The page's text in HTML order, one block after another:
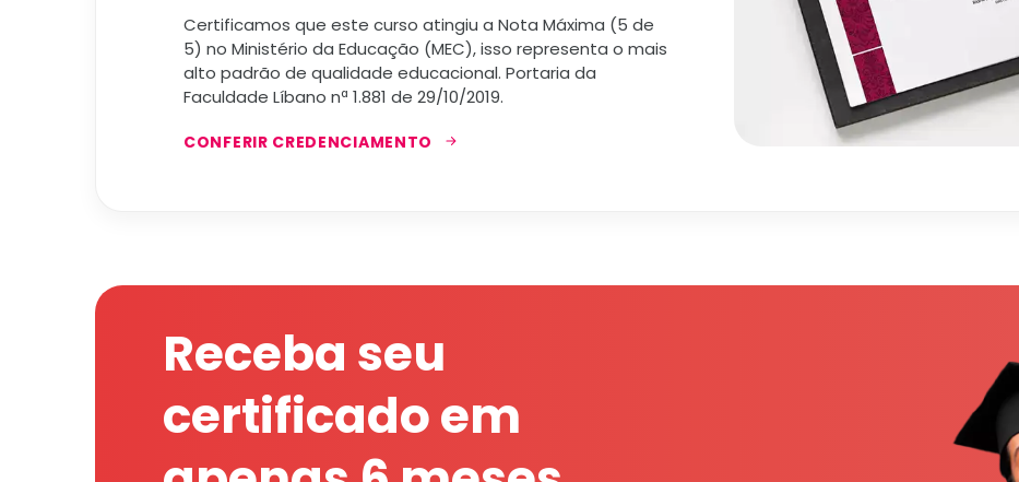
Certificamos que este curso atingiu a Nota Máxima (5 de
5) no Ministério da Educação (MEC), isso representa o mais
alto padrão de qualidade educacional. Portaria da
Faculdade Líbano nª 1.881 de 29/10/2019.
CONFERIR CREDENCIAMENTO
Receba seu
certificado em